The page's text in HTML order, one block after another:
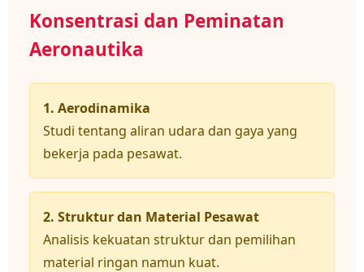
Konsentrasi dan Peminatan
Aeronautika
1. Aerodinamika
Studi tentang aliran udara dan gaya yang
bekerja pada pesawat.
2. Struktur dan Material Pesawat
Analisis kekuatan struktur dan pemilihan
material ringan namun kuat.